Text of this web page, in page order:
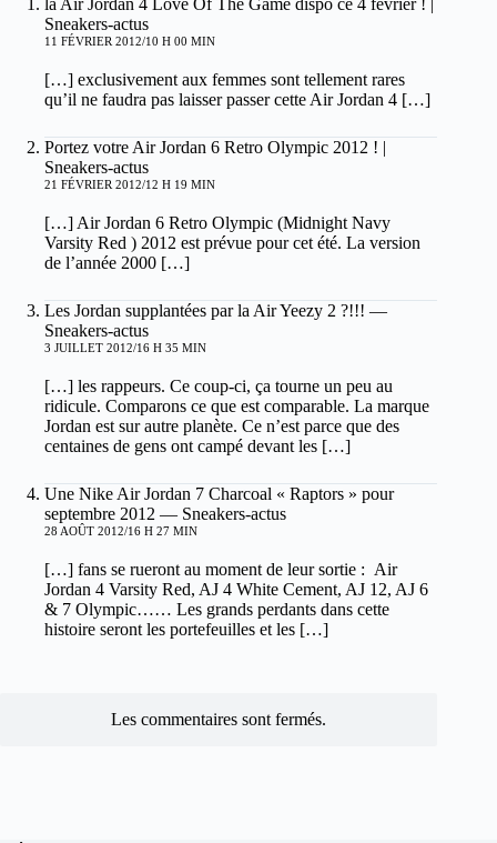
la Air Jordan 4 Love Of The Game dispo ce 4 février ! |
Sneakers-actus
11 FÉVRIER 2012/10 H 00 MIN
[…] exclusivement aux femmes sont tellement rares
qu’il ne faudra pas laisser passer cette Air Jordan 4 […]
Portez votre Air Jordan 6 Retro Olympic 2012 ! |
Sneakers-actus
21 FÉVRIER 2012/12 H 19 MIN
[…] Air Jordan 6 Retro Olympic (Midnight Navy
Varsity Red ) 2012 est prévue pour cet été. La version
de l’année 2000 […]
Les Jordan supplantées par la Air Yeezy 2 ?!!! —
Sneakers-actus
3 JUILLET 2012/16 H 35 MIN
[…] les rappeurs. Ce coup-ci, ça tourne un peu au
ridicule. Comparons ce que est comparable. La marque
Jordan est sur autre planète. Ce n’est parce que des
centaines de gens ont campé devant les […]
Une Nike Air Jordan 7 Charcoal « Raptors » pour
septembre 2012 — Sneakers-actus
28 AOÛT 2012/16 H 27 MIN
[…] fans se rueront au moment de leur sortie : Air
Jordan 4 Varsity Red, AJ 4 White Cement, AJ 12, AJ 6
& 7 Olympic…… Les grands perdants dans cette
histoire seront les portefeuilles et les […]
Les commentaires sont fermés.